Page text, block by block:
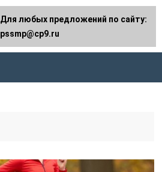
Для любых предложений по сайту:
pssmp@cp9.ru